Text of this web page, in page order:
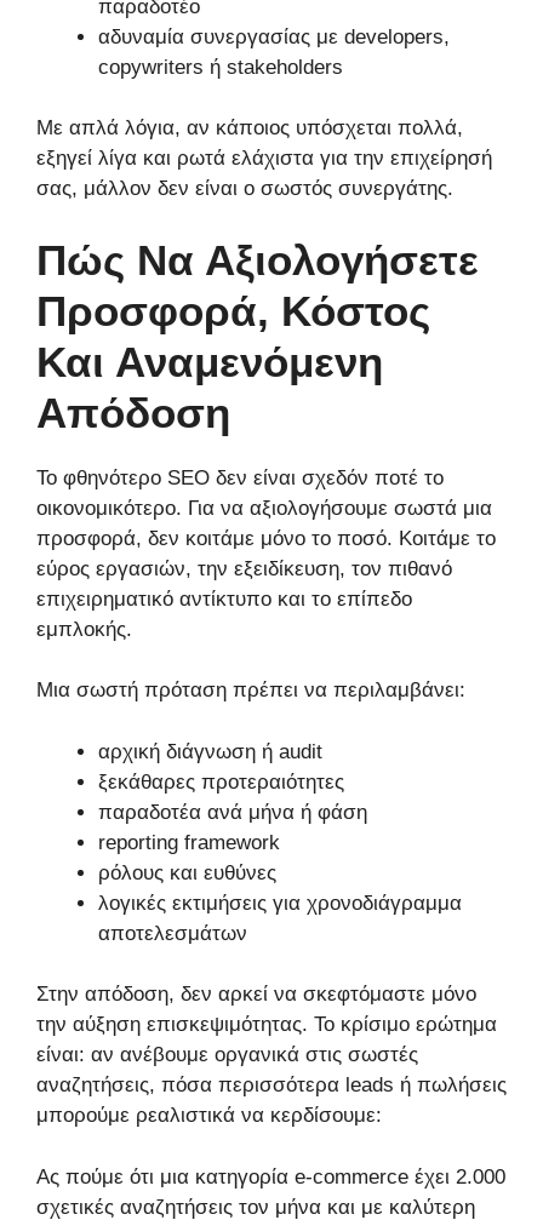
παραδοτέο
αδυναμία συνεργασίας με developers,
copywriters ή stakeholders
Με απλά λόγια, αν κάποιος υπόσχεται πολλά,
εξηγεί λίγα και ρωτά ελάχιστα για την επιχείρησή
σας, μάλλον δεν είναι ο σωστός συνεργάτης.
Πώς Να Αξιολογήσετε
Προσφορά, Κόστος
Και Αναμενόμενη
Απόδοση
Το φθηνότερο SEO δεν είναι σχεδόν ποτέ το
οικονομικότερο. Για να αξιολογήσουμε σωστά μια
προσφορά, δεν κοιτάμε μόνο το ποσό. Κοιτάμε το
εύρος εργασιών, την εξειδίκευση, τον πιθανό
επιχειρηματικό αντίκτυπο και το επίπεδο
εμπλοκής.
Μια σωστή πρόταση πρέπει να περιλαμβάνει:
αρχική διάγνωση ή audit
ξεκάθαρες προτεραιότητες
παραδοτέα ανά μήνα ή φάση
reporting framework
ρόλους και ευθύνες
λογικές εκτιμήσεις για χρονοδιάγραμμα
αποτελεσμάτων
Στην απόδοση, δεν αρκεί να σκεφτόμαστε μόνο
την αύξηση επισκεψιμότητας. Το κρίσιμο ερώτημα
είναι: αν ανέβουμε οργανικά στις σωστές
αναζητήσεις, πόσα περισσότερα leads ή πωλήσεις
μπορούμε ρεαλιστικά να κερδίσουμε:
Ας πούμε ότι μια κατηγορία e-commerce έχει 2.000
σχετικές αναζητήσεις τον μήνα και με καλύτερη